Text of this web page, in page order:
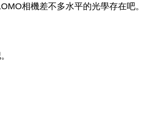
相機差不多水平的光學存在吧。